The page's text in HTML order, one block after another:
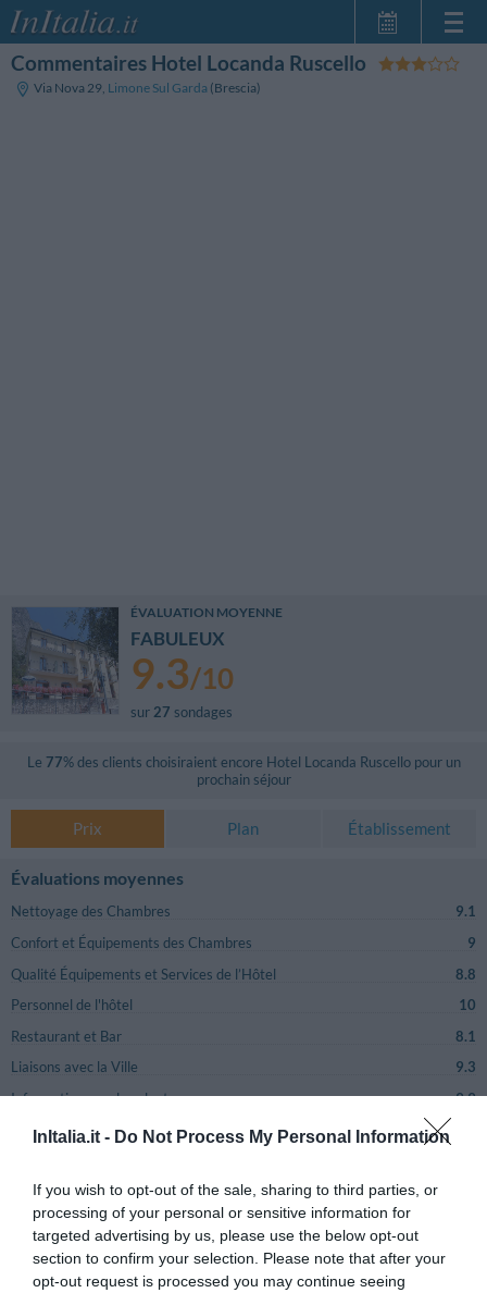
InItalia.it - Do Not Process My Personal Information
If you wish to opt-out of the sale, sharing to third parties, or
processing of your personal or sensitive information for
targeted advertising by us, please use the below opt-out
section to confirm your selection. Please note that after your
opt-out request is processed you may continue seeing
Page d'Accueil
Commentaires Hotel Locanda Ruscello
Via Nova 29, Limone Sul Garda (Brescia)
ÉVALUATION MOYENNE
FABULEUX
9.3/10
sur 27 sondages
Le 77% des clients choisiraient encore Hotel Locanda Ruscellopour un
prochain séjour
Prix Plan Établissement
Évaluations moyennes
Nettoyage des Chambres
9.1
Confort et Équipements des Chambres
9
Qualité Équipements et Services de l’Hôtel
8.8
Personnel de l'hôtel
10
Restaurant et Bar
8.1
Liaisons avec la Ville
9.3
Informations sur les alentours
9.9
Adéquation description site avec hôtel
Satisfaction générale
Commentaires
précédents
Page 2-2
Commentaires
suivants